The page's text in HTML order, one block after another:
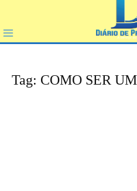
Tag: COMO SER